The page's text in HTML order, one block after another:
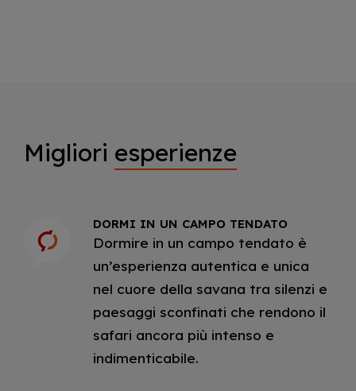
Migliori esperienze
DORMI IN UN CAMPO TENDATO
Dormire in un campo tendato è
un’esperienza autentica e unica
nel cuore della savana tra silenzi e
paesaggi sconfinati che rendono il
safari ancora più intenso e
indimenticabile.